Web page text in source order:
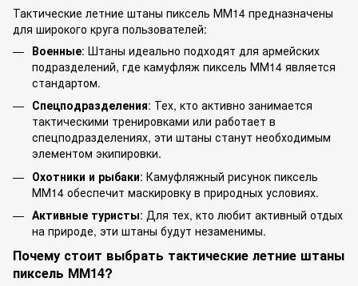
Тактические летние штаны пиксель ММ14 предназначены
для широкого круга пользователей:
Военные: Штаны идеально подходят для армейских
подразделений, где камуфляж пиксель ММ14 является
стандартом.
Спецподразделения: Тех, кто активно занимается
тактическими тренировками или работает в
спецподразделениях, эти штаны станут необходимым
элементом экипировки.
Охотники и рыбаки: Камуфляжный рисунок пиксель
ММ14 обеспечит маскировку в природных условиях.
Активные туристы: Для тех, кто любит активный отдых
на природе, эти штаны будут незаменимы.
Почему стоит выбрать тактические летние штаны
пиксель ММ14?